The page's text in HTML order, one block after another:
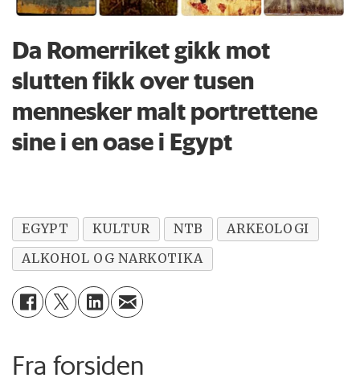
Da Romerriket gikk mot
slutten fikk over tusen
mennesker malt portrettene
sine i en oase i Egypt
EGYPT KULTUR NTB
ARKEOLOGI
ALKOHOL OG NARKOTIKA
Fra forsiden